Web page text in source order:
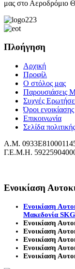
μας στο Αεροδρόμιο
Πλοήγηση
Αρχική
Προφίλ
Ο στόλος μας
Παρουσιάσεις
Συχνές
Όροι ενοικίασης
Επικοινωνία
Σελίδα
Α.Μ.
Γ.Ε.Μ.Η.
Ενοικίαση
Ενοικίαση
Μακεδονία SKG
Ενοικίαση
Ενοικίαση
Ενοικίαση
Ενοικίαση
Ενοικίαση